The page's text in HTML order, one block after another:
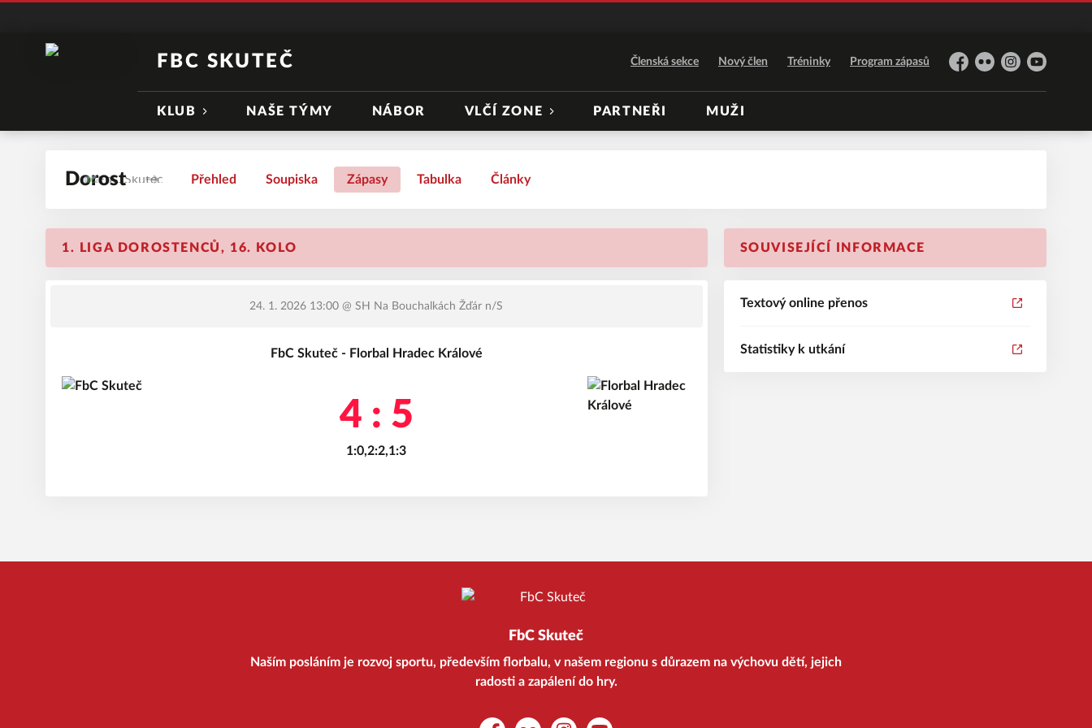
FBC SKUTEČ Členská sekce Nový člen Tréninky Program zápasů
Facebook
FlickrInstagramYouTube
KLUB NAŠE TÝMY NÁBOR VLČÍ ZONE PARTNEŘI MUŽI
Dorost Přehled Soupiska Zápasy Tabulka Články
1. LIGA DOROSTENCŮ, 16. KOLO
24. 1. 2026 13:00 @ SH Na Bouchalkách Žďár n/S
FbC Skuteč - Florbal Hradec Králové
4 : 5
1:0,2:2,1:3
SOUVISEJÍCÍ INFORMACE
Textový online přenos
Statistiky k utkání
FbC Skuteč
Naším posláním je rozvoj sportu, především florbalu, v našem regionu s důrazem na výchovu dětí, jejich
radosti a zapálení do hry.